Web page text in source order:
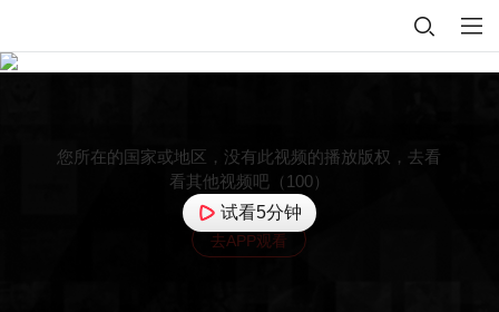
您所在的国家或地区，没有此视频的播放版权，去看
看其他视频吧（100）
去APP观看
试看5分钟